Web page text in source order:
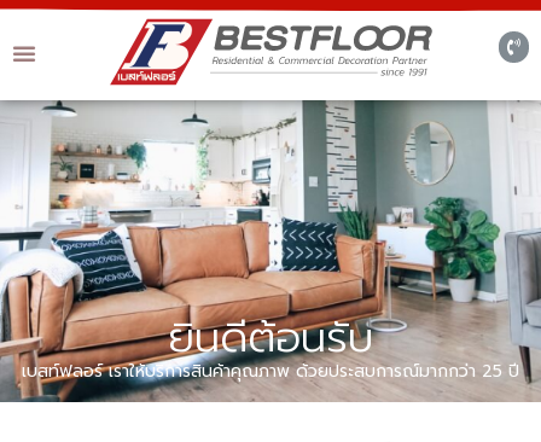
ยินดีต้อนรับ
เบสท์ฟลอร์ เราให้บริการสินค้าคุณภาพ ด้วยประสบการณ์มากกว่า 25 ปี